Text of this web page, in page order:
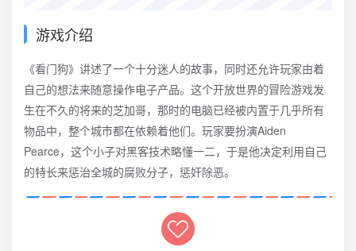
游戏介绍
《看门狗》讲述了一个十分迷人的故事，同时还允许玩家由着
自己的想法来随意操作电子产品。这个开放世界的冒险游戏发
生在不久的将来的芝加哥，那时的电脑已经被内置于几乎所有
物品中，整个城市都在依赖着他们。玩家要扮演Aiden
Pearce，这个小子对黑客技术略懂一二，于是他决定利用自己
的特长来惩治全城的腐败分子，惩奸除恶。